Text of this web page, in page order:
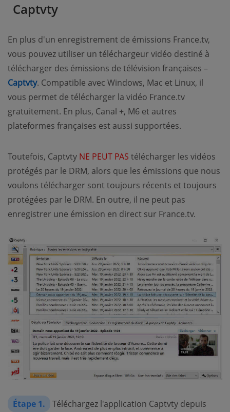
Captvty
En plus d'un enregistrement de émissions France.tv,
vous pouvez utiliser un téléchargeur vidéo destiné à
télécharger des émissions de télévision françaises –
Captvty. Compatible avec Windows, Mac et Linux, il
vous permet de télécharger la vidéo France.tv
gratuitement. En plus, Canal +, M6 et autres
plateformes françaises est aussi supportées.
Toutefois, Captvty NE PEUT PAS télécharger les vidéos
protégés par le DRM, alors que les émissions que nous
voulons télécharger sont toujours récents et toujours
protégées par le DRM. En outre, il ne peut pas
enregistrer une émission en direct sur France.tv.
Étape 1.
Téléchargez l'application Captvty depuis